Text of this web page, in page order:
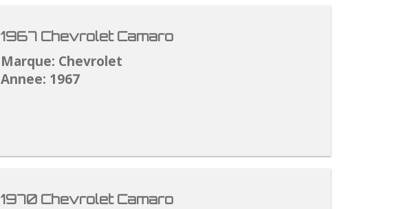
1967 Chevrolet Camaro
Marque: Chevrolet
Annee: 1967
1970 Chevrolet Camaro